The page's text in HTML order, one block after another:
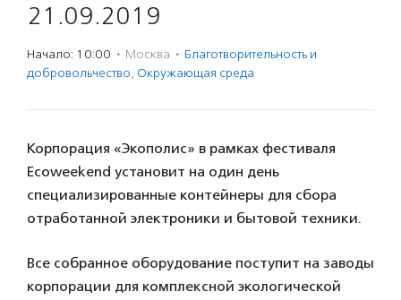
21.09.2019
Начало: 10:00 · Москва · Благотвори­тель­ность и
доброволь­чест­во, Окружающая среда
Корпорация «Экополис» в рамках фестиваля
Ecoweekend установит на один день
специализированные контейнеры для сбора
отработанной электроники и бытовой техники.
Все собранное оборудование поступит на заводы
корпорации для комплексной экологической